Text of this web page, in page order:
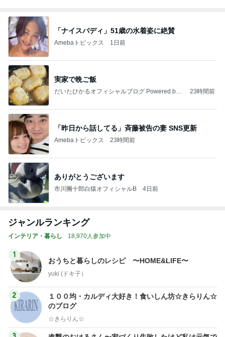
「ナイスバディ」51歳の水着姿に絶賛
Amebaトピックス 1日前
実家で晩ご飯
だいたひかるオフィシャルブログ Powered by
23時間前
「昨日から話してる」斉藤被告の妻 SNS更新
Amebaトピックス 23時間前
ありがとうございます
市川團十郎白猿オフィシャルB 4日前
ジャンルランキング
インテリア・暮らし 18,970人参加中
1
おうちと暮らしのレシピ 〜HOME&LIFE〜
yuki (ドキ子）
2
１００均・カルディ大好き！食いしん坊☆きらりん☆
のブログ
☆きらりん☆